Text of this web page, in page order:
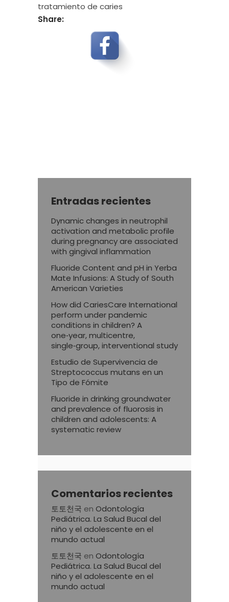
tratamiento de caries
Share:
Entradas recientes
Dynamic changes in neutrophil
activation and metabolic profile
during pregnancy are associated
with gingival inflammation
Fluoride Content and pH in Yerba
Mate Infusions: A Study of South
American Varieties
How did CariesCare International
perform under pandemic
conditions in children? A
one‑year, multicentre,
single‑group, interventional study
Estudio de Supervivencia de
Streptococcus mutans en un
Tipo de Fómite
Fluoride in drinking groundwater
and prevalence of fluorosis in
children and adolescents: A
systematic review
Comentarios recientes
토토천국 en Odontología
Pediátrica. La Salud Bucal del
niño y el adolescente en el
mundo actual
토토천국 en Odontología
Pediátrica. La Salud Bucal del
niño y el adolescente en el
mundo actual